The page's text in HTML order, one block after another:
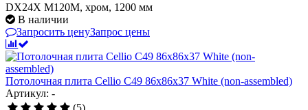
DX24X M120M, хром, 1200 мм
В наличии
Запросить ценуЗапрос цены
Потолочная плита Cellio C49 86x86x37 White (non-assembled)
Артикул: -
(5)